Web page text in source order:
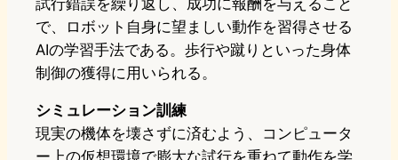
試行錯誤を繰り返し、成功に報酬を与えること
で、ロボット自身に望ましい動作を習得させる
AIの学習手法である。歩行や蹴りといった身体
制御の獲得に用いられる。
シミュレーション訓練
現実の機体を壊さずに済むよう、コンピュータ